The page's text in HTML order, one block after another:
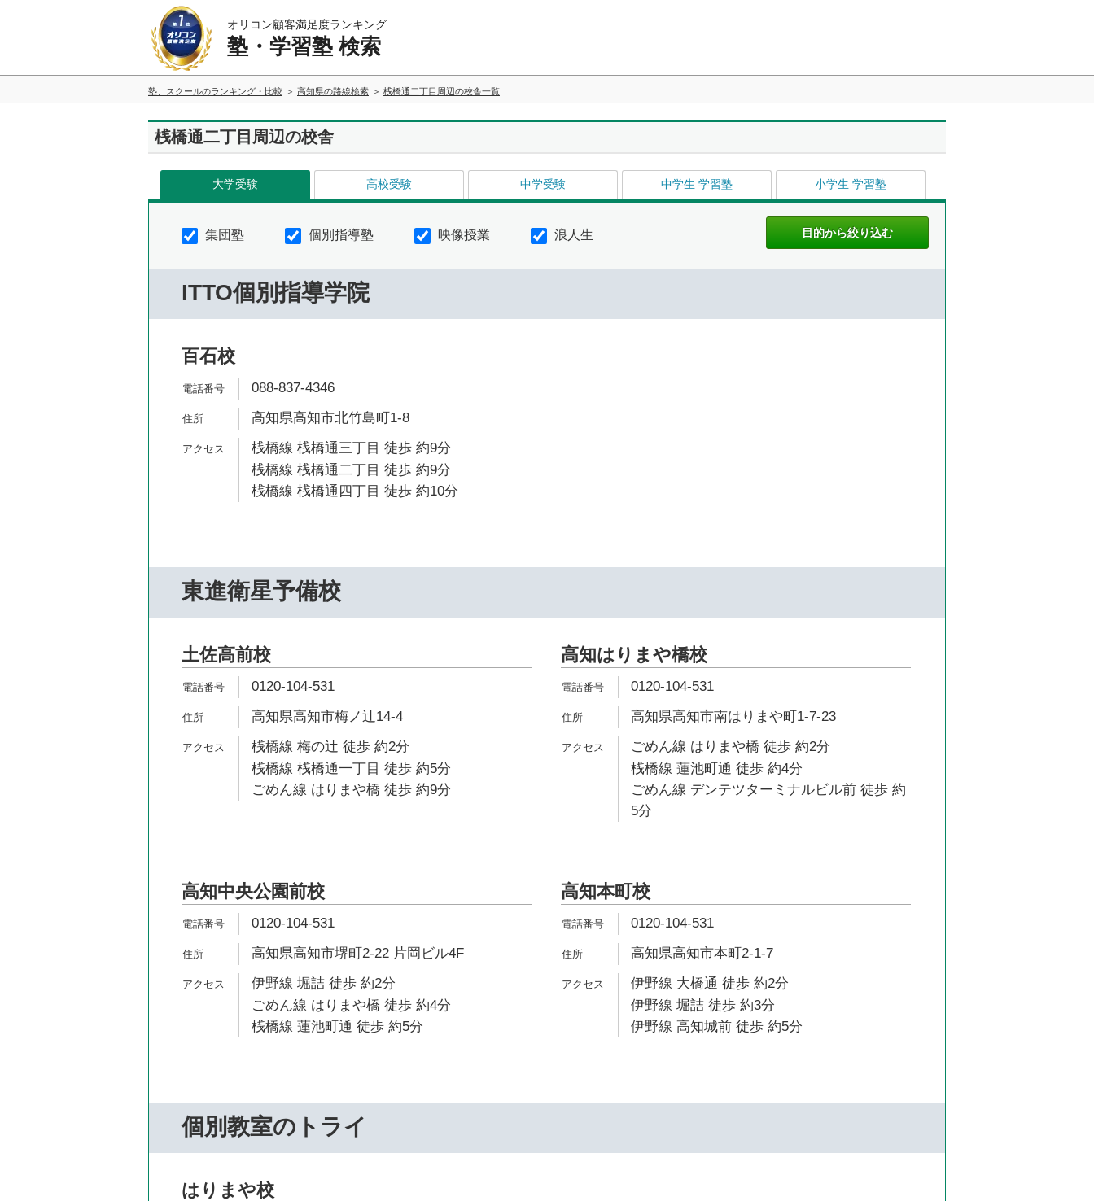
オリコン顧客満足度ランキング
塾・学習塾 検索
塾、スクールのランキング・比較 高知県の路線検索 桟橋通二丁目周辺の校舎一覧
桟橋通二丁目周辺の校舎
大学受験 高校受験 中学受験 中学生 学習塾 小学生 学習塾
集団塾 個別指導塾 映像授業 浪人生
ITTO個別指導学院
百石校
088-837-4346
高知県高知市北竹島町1-8
桟橋線 桟橋通三丁目 徒歩 約9分
桟橋線 桟橋通二丁目 徒歩 約9分
桟橋線 桟橋通四丁目 徒歩 約10分
東進衛星予備校
土佐高前校
0120-104-531
高知県高知市梅ノ辻14-4
桟橋線 梅の辻 徒歩 約2分
桟橋線 桟橋通一丁目 徒歩 約5分
ごめん線 はりまや橋 徒歩 約9分
高知はりまや橋校
0120-104-531
高知県高知市南はりまや町1-7-23
ごめん線 はりまや橋 徒歩 約2分
桟橋線 蓮池町通 徒歩 約4分
ごめん線 デンテツターミナルビル前 徒歩 約
5分
高知中央公園前校
0120-104-531
高知県高知市堺町2-22 片岡ビル4F
伊野線 堀詰 徒歩 約2分
ごめん線 はりまや橋 徒歩 約4分
桟橋線 蓮池町通 徒歩 約5分
高知本町校
0120-104-531
高知県高知市本町2-1-7
伊野線 大橋通 徒歩 約2分
伊野線 堀詰 徒歩 約3分
伊野線 高知城前 徒歩 約5分
個別教室のトライ
はりまや校